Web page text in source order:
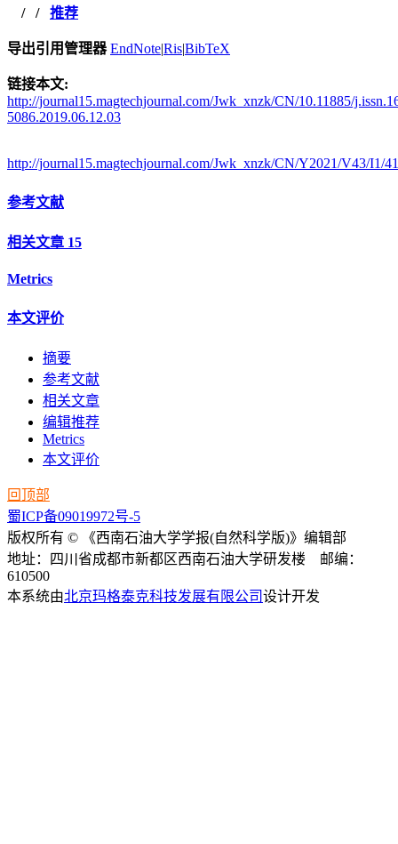
/ / 推荐
导出引用管理器 EndNote|Ris|BibTeX
链接本文:
http://journal15.magtechjournal.com/Jwk_xnzk/CN/10.11885/
5086.2019.06.12.03
http://journal15.magtechjournal.com/Jwk_xnzk/CN/Y2021/V43/I1/41
参考文献
相关文章 15
Metrics
本文评价
摘要
参考文献
相关文章
编辑推荐
Metrics
本文评价
回顶部
蜀ICP备09019972号-5
版权所有 © 《西南石油大学学报(自然科学版)》编辑部
地址：四川省成都市新都区西南石油大学研发楼 邮编：
610500
本系统由北京玛格泰克科技发展有限公司设计开发